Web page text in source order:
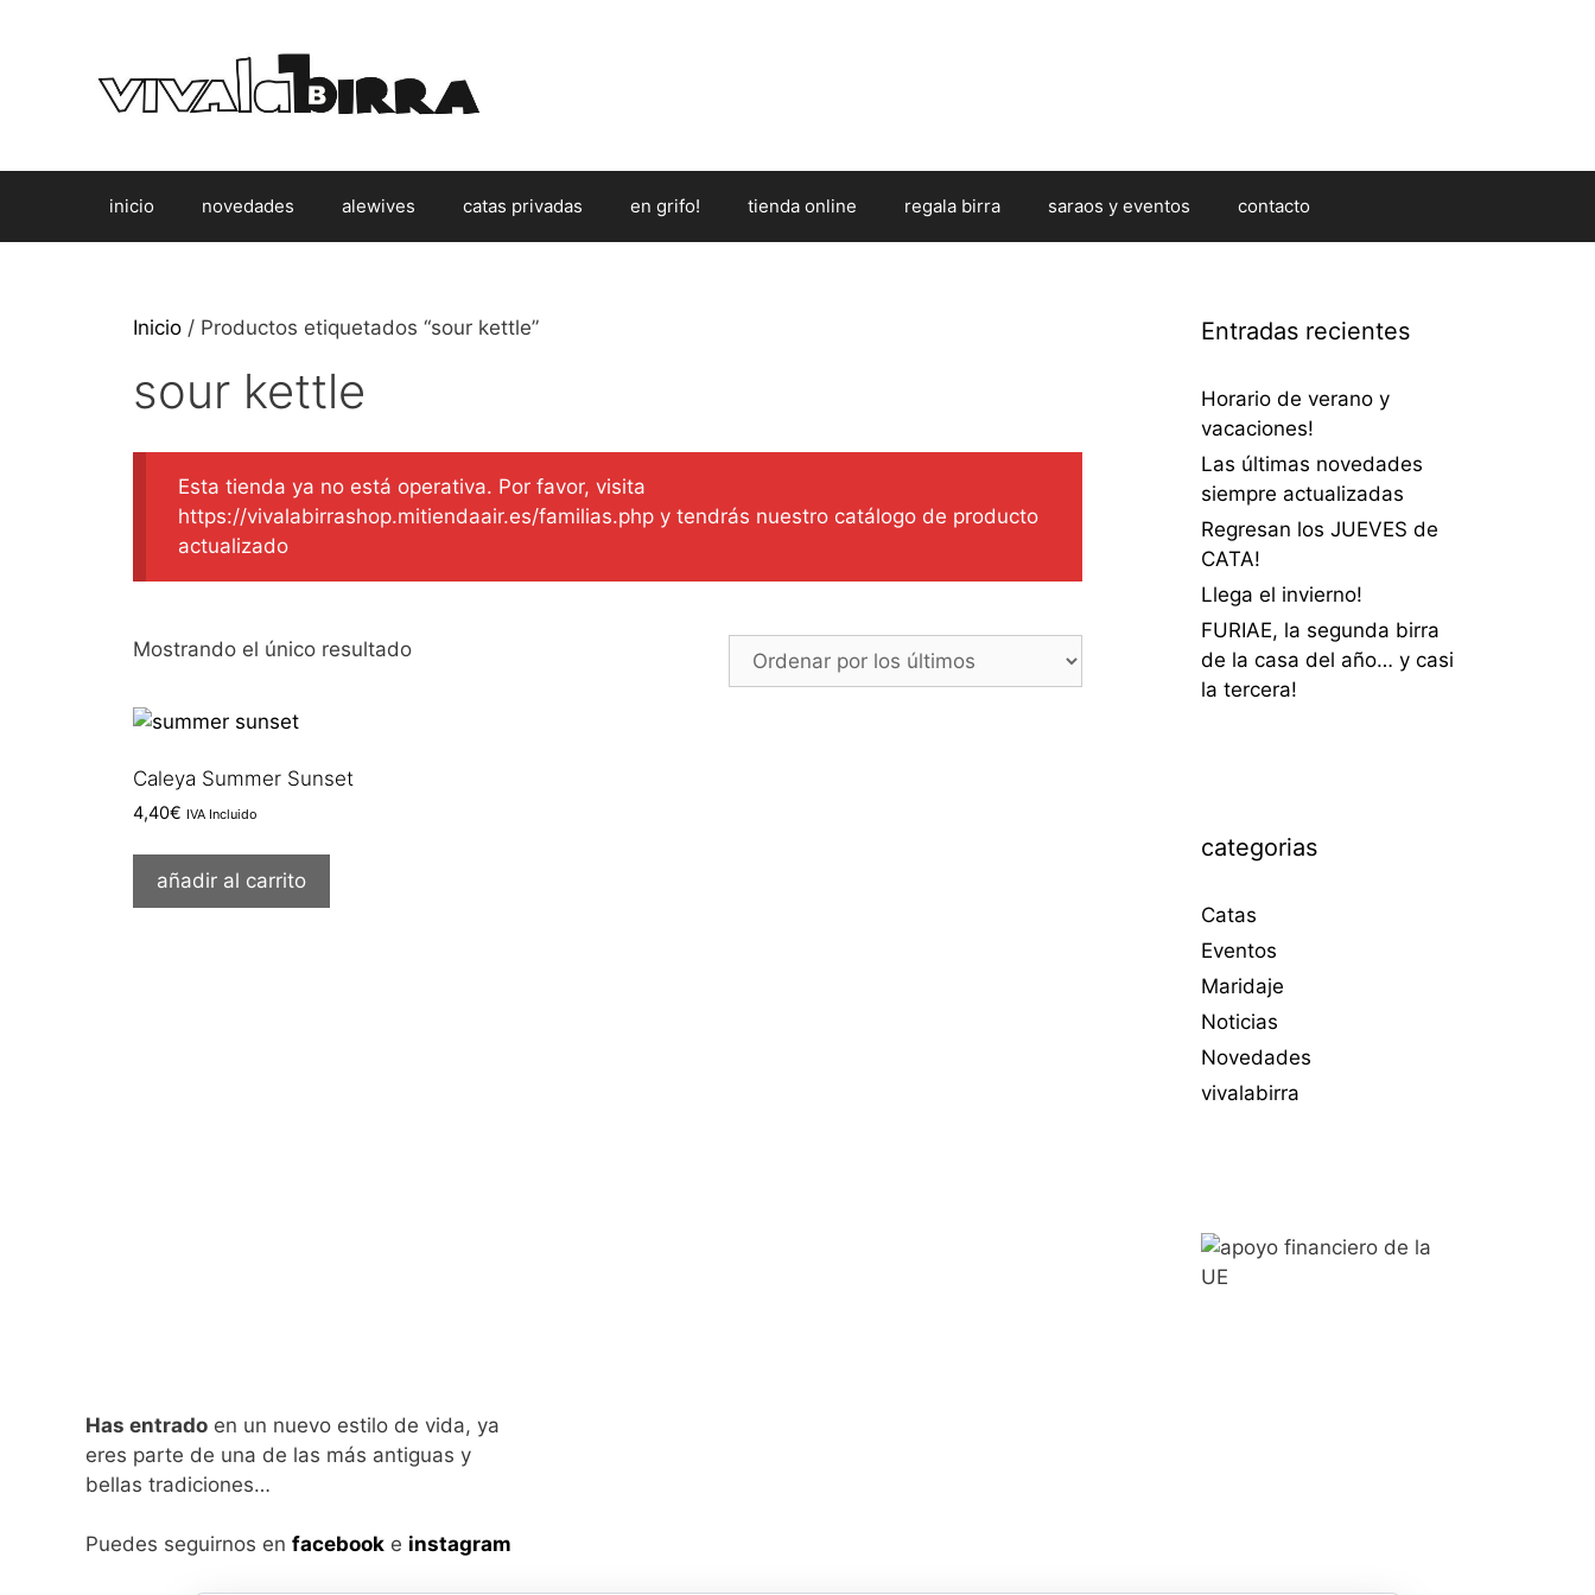
inicio novedades alewives catas privadas en grifo! tienda online regala birra saraos y eventos contacto
Inicio / Productos etiquetados “sour kettle”
sour kettle
Esta tienda ya no está operativa. Por favor, visita
https://vivalabirrashop.mitiendaair.es/familias.php y tendrás nuestro catálogo de producto
actualizado
Mostrando el único resultado
Caleya Summer Sunset
4,40€ IVA Incluido
añadir al carrito
Entradas recientes
Horario de verano y
vacaciones!
Las últimas novedades
siempre actualizadas
Regresan los JUEVES de
CATA!
Llega el invierno!
FURIAE, la segunda birra
de la casa del año… y casi
la tercera!
categorias
Catas
Eventos
Maridaje
Noticias
Novedades
vivalabirra
Has entrado en un nuevo estilo de vida, ya
eres parte de una de las más antiguas y
bellas tradiciones…
Puedes seguirnos en facebook e instagram